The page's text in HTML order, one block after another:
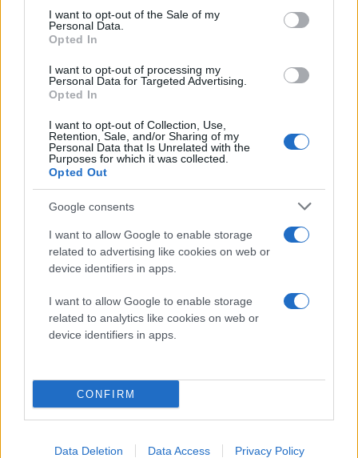
consent section.
I want to opt-out of the Sale of my
Personal Data.
Opted In
I want to opt-out of processing my
Personal Data for Targeted Advertising.
Opted In
I want to opt-out of Collection, Use,
Retention, Sale, and/or Sharing of my
Personal Data that Is Unrelated with the
Purposes for which it was collected.
Opted Out
Google consents
I want to allow Google to enable storage
related to advertising like cookies on web or
device identifiers in apps.
I want to allow Google to enable storage
related to analytics like cookies on web or
device identifiers in apps.
CONFIRM
Data Deletion Data Access Privacy Policy
ΔΙΕΘΝΗ